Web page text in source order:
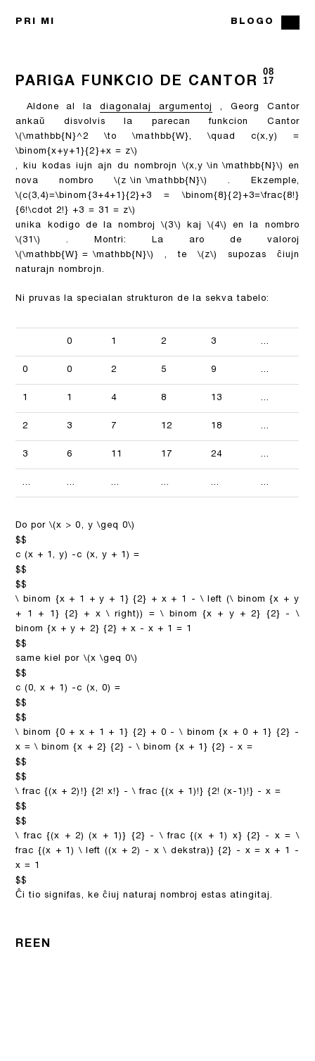
PRI MI BLOGO
PARIGA FUNKCIO DE CANTOR
08
17
Aldone al ladiagonalaj argumentoj
, Georg Cantor
ankaŭ disvolvis la parecan funkcion Cantor
\(\mathbb{N}^2 \to \mathbb{W}, \quad c(x,y) =
\binom{x+y+1}{2}+x = z\)
, kiu kodas iujn ajn du nombrojn \(x,y \in \mathbb{N}\)
en
nova nombro\(z \in \mathbb{N}\)
. Ekzemple,
\(c(3,4)=\binom{3+4+1}{2}+3 = \binom{8}{2}+3=\frac{8!}
{6!\cdot 2!} +3 = 31 = z\)
unika kodigo de la nombroj\(3\) kaj \(4\)
en la nombro
\(31\)
. Montri: La aro de valoroj
\(\mathbb{W} = \mathbb{N}\)
, te \(z\)
supozas ĉiujn
naturajn nombrojn.
Ni pruvas la specialan strukturon de la sekva tabelo:
0 1 2 3 ...
0 0 2 5 9 ...
1 1 4 8 13 ...
2 3 7 12 18 ...
3 6 11 17 24 ...
... ... ... ... ... ...
Do por\(x > 0, y \geq 0\)
$$
c (x + 1, y) -c (x, y + 1) =
$$
$$
\ binom {x + 1 + y + 1} {2} + x + 1 - \ left (\ binom {x + y
+ 1 + 1} {2} + x \ right)) = \ binom {x + y + 2} {2} - \
binom {x + y + 2} {2} + x - x + 1 = 1
$$
same kiel por \(x \geq 0\)
$$
c (0, x + 1) -c (x, 0) =
$$
$$
\ binom {0 + x + 1 + 1} {2} + 0 - \ binom {x + 0 + 1} {2} -
x = \ binom {x + 2} {2} - \ binom {x + 1} {2} - x =
$$
$$
\ frac {(x + 2)!} {2! x!} - \ frac {(x + 1)!} {2! (x-1)!} - x =
$$
$$
\ frac {(x + 2) (x + 1)} {2} - \ frac {(x + 1) x} {2} - x = \
frac {(x + 1) \ left ((x + 2) - x \ dekstra)} {2} - x = x + 1 -
x = 1
$$
Ĉi tio signifas, ke ĉiuj naturaj nombroj estas atingitaj.
REEN